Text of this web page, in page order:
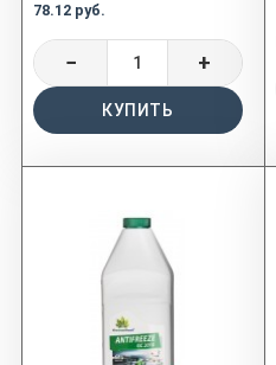
78.12 руб.
− +
КУПИТЬ